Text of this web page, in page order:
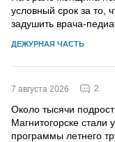
условный срок за то,
задушить врача-
ДЕЖУРНАЯ ЧАСТЬ
7 августа 2026 2
Около тысячи
Магнитогорске стали
программы летнего